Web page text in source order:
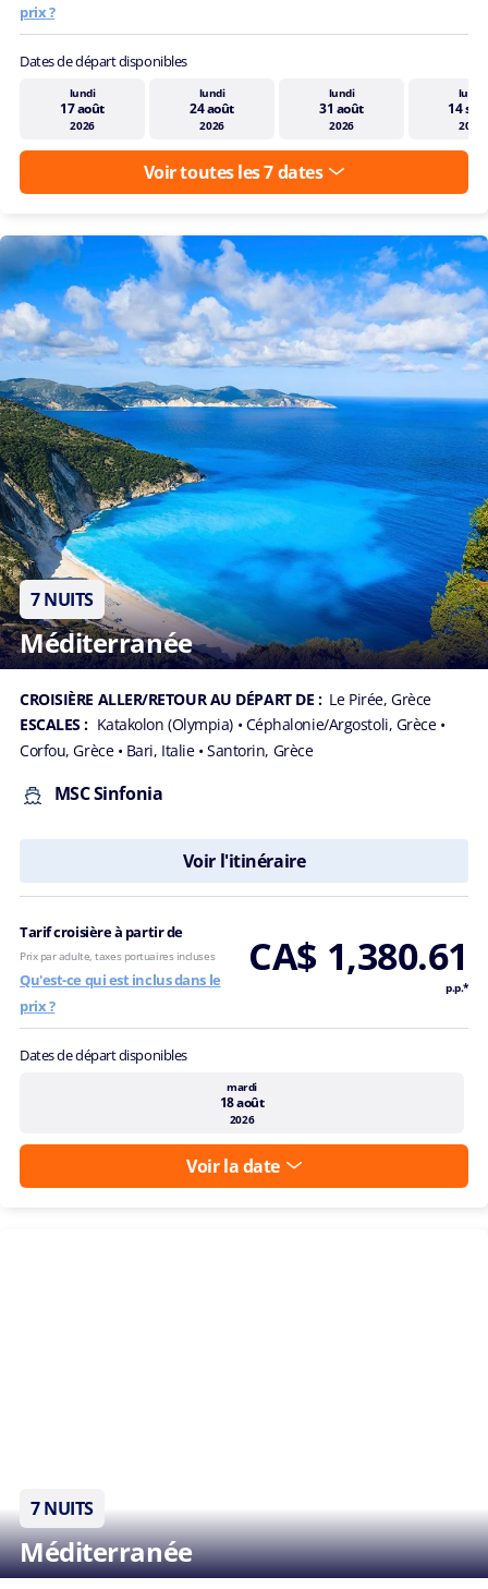
prix ?
Dates de départ disponibles
lundi
17 août
2026
lundi
24 août
2026
lundi
31 août
2026
lundi
14
2026
Voir toutes les 7 dates
7 NUITS
Méditerranée
CROISIÈRE ALLER/RETOUR AU DÉPART DE : Le Pirée, Grèce
ESCALES : Katakolon (Olympia) • Céphalonie/Argostoli, Grèce •
Corfou, Grèce • Bari, Italie • Santorin, Grèce
MSC Sinfonia
Voir l'itinéraire
Tarif croisière à partir de CA$ 1,380.61
p.p.*
Prix par adulte, taxes portuaires incluses
Qu'est-ce qui est inclus dans le
prix ?
Dates de départ disponibles
mardi
18 août
2026
Voir la date